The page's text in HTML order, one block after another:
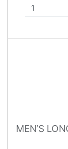
MEN’S